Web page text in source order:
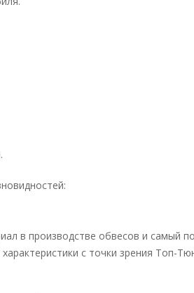
в производстве обвесов и самый
с точки зрения Топ-